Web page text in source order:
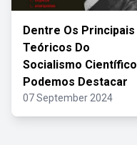
Dentre Os Principais
Teóricos Do
Socialismo Científico
Podemos Destacar
07 September 2024